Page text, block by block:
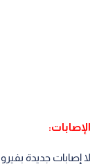
الإصابات:
لا إصابات جديدة